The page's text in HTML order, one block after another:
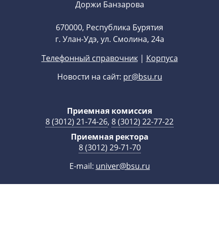
Доржи Банзарова
670000, Республика Бурятия
г. Улан-Удэ, ул. Смолина, 24а
Телефонный справочник| Корпуса
Новости на сайт: pr@bsu.ru
Приемная комиссия
8 (3012) 21-74-26, 8 (3012) 22-77-22
Приемная ректора
8 (3012) 29-71-70
E-mail: univer@bsu.ru